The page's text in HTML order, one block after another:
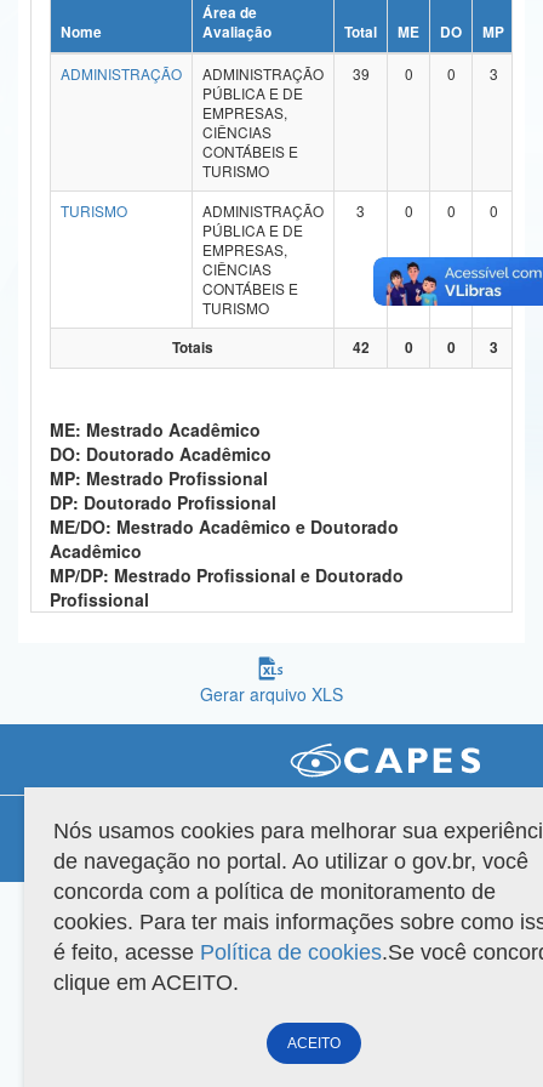
Ministério da Ciência, Tecnologia, Inovações e Comunicações
Ministério do Meio Ambiente
Ministério do Desenvolvimento Regional
Ministério da Mulher, da Família e dos Direitos Humanos
Secretaria de Governo
Advocacia-Geral da União
Banco Central do Brasil
Planalto
Nome
Área de
Avaliação
Total ME DO MP
ADMINISTRAÇÃO
ADMINISTRAÇÃO
PÚBLICA E DE
EMPRESAS,
CIÊNCIAS
CONTÁBEIS E
TURISMO
39 0 0 3
TURISMO
ADMINISTRAÇÃO
PÚBLICA E DE
EMPRESAS,
CIÊNCIAS
CONTÁBEIS E
TURISMO
3 0 0 0
Totais 42 0 0 3
ME: Mestrado Acadêmico
DO: Doutorado Acadêmico
MP: Mestrado Profissional
DP: Doutorado Profissional
ME/DO: Mestrado Acadêmico e Doutorado
Acadêmico
MP/DP: Mestrado Profissional e Doutorado
Profissional
Gerar arquivo XLS
Versão do sistema: 3.88.9 Copyright 2022 Capes. Todos os direitos reservados.
Nós usamos cookies para melhorar sua
de navegação no portal. Ao utilizar o gov.br, você
concorda com a política de monitoramento de
cookies. Para ter mais informações sobre como
é feito, acesse Política de cookies.Se você
clique em ACEITO.
ACEITO